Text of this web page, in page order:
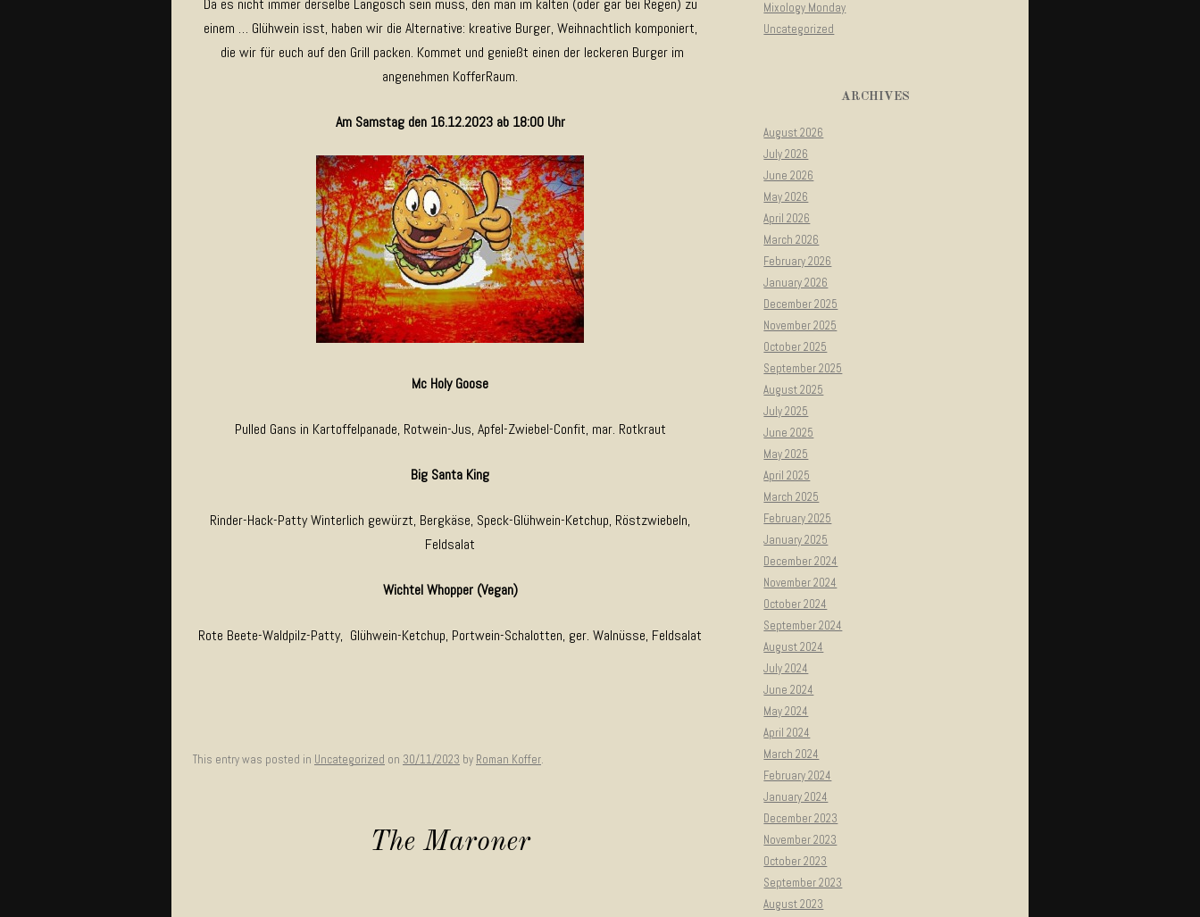
Da es nicht immer derselbe Langosch sein muss, den man im kalten (oder gar bei Regen) zu
einem … Glühwein isst, haben wir die Alternative: kreative Burger, Weihnachtlich komponiert,
die wir für euch auf den Grill packen. Kommet und genießt einen der leckeren Burger im
angenehmen KofferRaum.
Am Samstag den 16.12.2023 ab 18:00 Uhr
Mc Holy Goose
Pulled Gans in Kartoffelpanade, Rotwein-Jus, Apfel-Zwiebel-Confit, mar. Rotkraut
Big Santa King
Rinder-Hack-Patty Winterlich gewürzt, Bergkäse, Speck-Glühwein-Ketchup, Röstzwiebeln,
Feldsalat
Wichtel Whopper (Vegan)
Rote Beete-Waldpilz-Patty, Glühwein-Ketchup, Portwein-Schalotten, ger. Walnüsse, Feldsalat
This entry was posted in Uncategorized on 30/11/2023 by Roman Koffer.
The Maroner
Mixology Monday
Uncategorized
ARCHIVES
August 2026
July 2026
June 2026
May 2026
April 2026
March 2026
February 2026
January 2026
December 2025
November 2025
October 2025
September 2025
August 2025
July 2025
June 2025
May 2025
April 2025
March 2025
February 2025
January 2025
December 2024
November 2024
October 2024
September 2024
August 2024
July 2024
June 2024
May 2024
April 2024
March 2024
February 2024
January 2024
December 2023
November 2023
October 2023
September 2023
August 2023